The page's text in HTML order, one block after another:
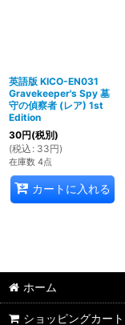
英語版 KICO-EN031
Gravekeeper's Spy 墓
守の偵察者 (レア) 1st
Edition
30円(税別)
(税込 : 33円)
在庫数 4点
カートに入れる
ホーム
ショッピングカート